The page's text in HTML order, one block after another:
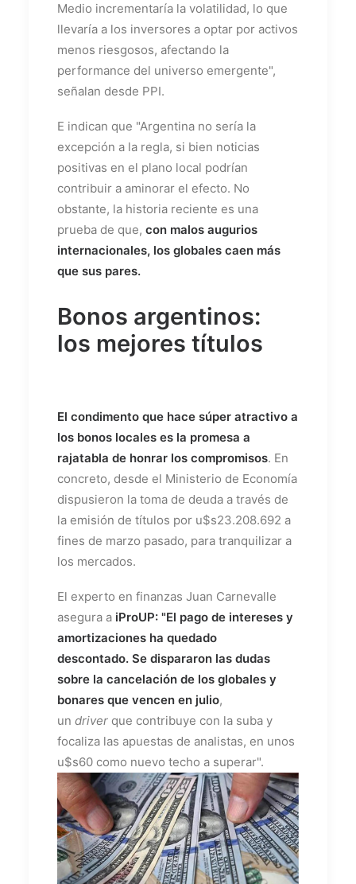
Medio incrementaría la volatilidad, lo que
llevaría a los inversores a optar por activos
menos riesgosos, afectando la
performance del universo emergente",
señalan desde PPI.
E indican que "Argentina no sería la
excepción a la regla, si bien noticias
positivas en el plano local podrían
contribuir a aminorar el efecto. No
obstante, la historia reciente es una
prueba de que, con malos augurios
internacionales, los globales caen más
que sus pares.
Bonos argentinos:
los mejores títulos
El condimento que hace súper atractivo a
los bonos locales es la promesa a
rajatabla de honrar los compromisos. En
concreto, desde el Ministerio de Economía
dispusieron la toma de deuda a través de
la emisión de títulos por u$s23.208.692 a
fines de marzo pasado, para tranquilizar a
los mercados.
El experto en finanzas Juan Carnevalle
asegura a iProUP: "El pago de intereses y
amortizaciones ha quedado
descontado. Se dispararon las dudas
sobre la cancelación de los globales y
bonares que vencen en julio,
un driver que contribuye con la suba y
focaliza las apuestas de analistas, en unos
u$s60 como nuevo techo a superar".